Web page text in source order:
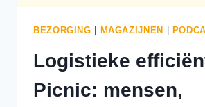
BEZORGING MAGAZIJNEN
Logistieke
Picnic: mensen,